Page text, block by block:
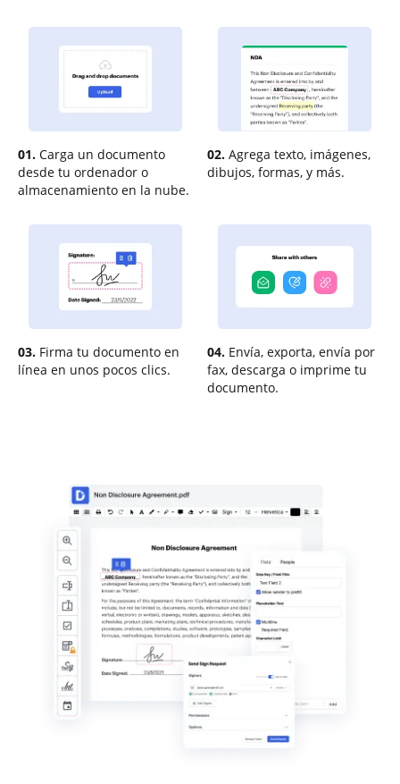
01. Carga un documento
desde tu ordenador o
almacenamiento en la nube.
02. Agrega texto, imágenes,
dibujos, formas, y más.
03. Firma tu documento en
línea en unos pocos clics.
04. Envía, exporta, envía por
fax, descarga o imprime tu
documento.